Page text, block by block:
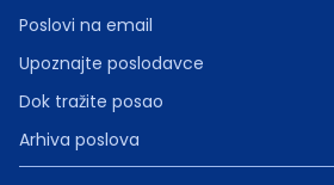
Poslovi na email
Upoznajte poslodavce
Dok tražite posao
Arhiva poslova